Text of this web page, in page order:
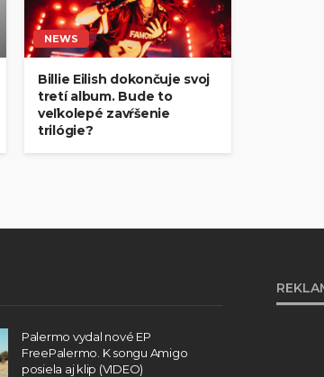
NEWS
Billie Eilish dokončuje svoj
tretí album. Bude to
veľkolepé zavŕšenie
trilógie?
Palermo vydal nové EP
FreePalermo. K songu Amigo
posiela aj klip (VIDEO)